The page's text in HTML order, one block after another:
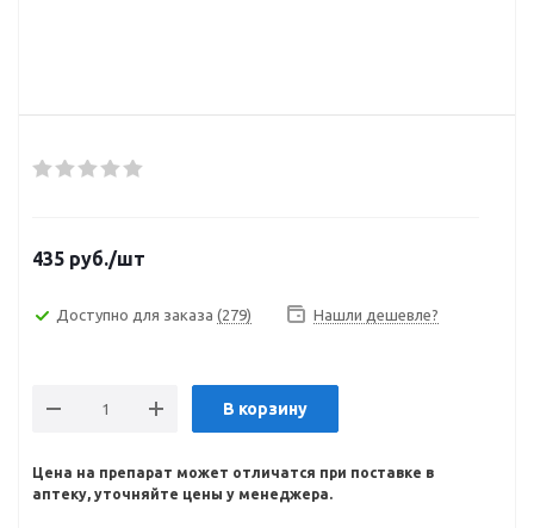
435 руб./шт
Доступно для заказа (279) Нашли дешевле?
В корзину
Цена на препарат может отличатся при поставке в
аптеку, уточняйте цены у менеджера.